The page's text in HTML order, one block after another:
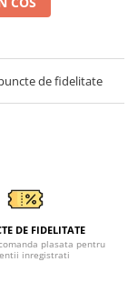
de fidelitate
DE FIDELITATE
plasata pentru
inregistrati